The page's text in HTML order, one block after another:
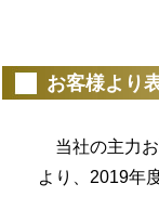
（
お客様より
当社の主力お
より、2019年